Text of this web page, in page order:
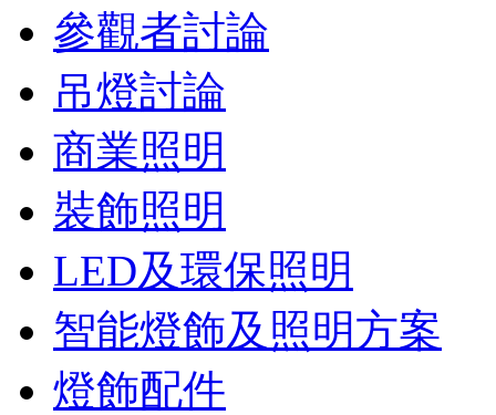
參觀者討論
吊燈討論
商業照明
裝飾照明
LED及環保照明
智能燈飾及照明方案
燈飾配件